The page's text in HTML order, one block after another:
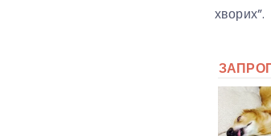
хворих”.